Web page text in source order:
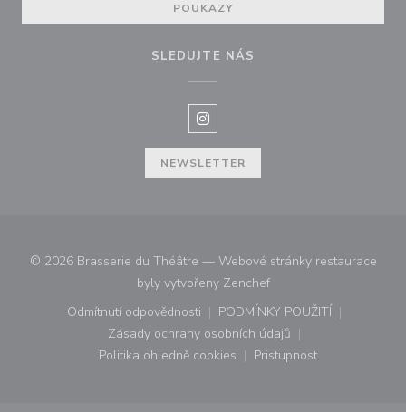
POUKAZY
SLEDUJTE NÁS
Instagram ((otevře se v novém
NEWSLETTER
© 2026 Brasserie du Théâtre — Webové stránky restaurace
byly vytvořeny Zenchef((otevře se v novém
Odmítnutí odpovědnosti
((otevře se v novém okně))
PODMÍNKY POUŽITÍ
((otevře se v novém
Zásady ochrany osobních údajů
((otevře se v novém okně))
Politika ohledně cookies
((otevře se v novém okně))
Pristupnost
((otevře se v novém